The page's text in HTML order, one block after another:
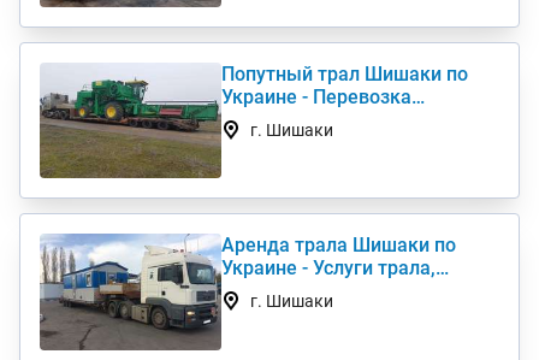
Попутный трал Шишаки по
Украине - Перевозка
негабаритных грузов
г. Шишаки
Аренда трала Шишаки по
Украине - Услуги трала,
низкорамный трал
г. Шишаки